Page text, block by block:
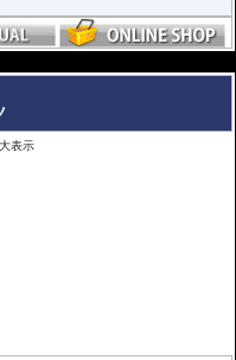
す。
ご確認下さい。
表示